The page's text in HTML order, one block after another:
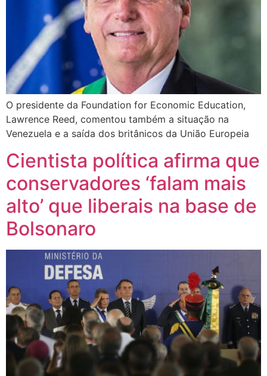
O presidente da Foundation for Economic Education,
Lawrence Reed, comentou também a situação na
Venezuela e a saída dos britânicos da União Europeia
Cientista política afirma que
conservadores ‘falam mais
alto’ que liberais na base de
Bolsonaro